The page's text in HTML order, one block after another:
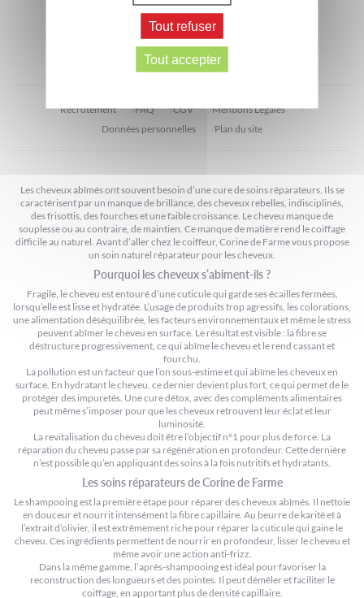
Contactez-nous
> Écrivez-nous
Recrutement FAQ CGV
Mentions Légales
Données personnelles
Plan du site
Les cheveux abîmés ont souvent besoin d’une cure de soins réparateurs. Ils se
caractérisent par un manque de brillance, des cheveux rebelles, indisciplinés,
des frisottis, des fourches et une faible croissance. Le cheveu manque de
souplesse ou au contraire, de maintien. Ce manque de matière rend le coiffage
difficile au naturel. Avant d’aller chez le coiffeur, Corine de Farme vous propose
un soin naturel réparateur pour les cheveux.
Pourquoi les cheveux s’abiment-ils ?
Fragile, le cheveu est entouré d’une cuticule qui garde ses écailles fermées,
lorsqu’elle est lisse et hydratée. L’usage de produits trop agressifs, les colorations,
une alimentation déséquilibrée, les facteurs environnementaux et même le stress
peuvent abîmer le cheveu en surface. Le résultat est visible : la fibre se
déstructure progressivement, ce qui abîme le cheveu et le rend cassant et
fourchu.
La pollution est un facteur que l’on sous-estime et qui abîme les cheveux en
surface. En hydratant le cheveu, ce dernier devient plus fort, ce qui permet de le
protéger des impuretés. Une cure détox, avec des compléments alimentaires
peut même s’imposer pour que les cheveux retrouvent leur éclat et leur
luminosité.
La revitalisation du cheveu doit être l’objectif n°1 pour plus de force. La
réparation du cheveu passe par sa régénération en profondeur. Cette dernière
n’est possible qu’en appliquant des soins à la fois nutritifs et hydratants.
Les soins réparateurs de Corine de Farme
Le shampooing est la première étape pour réparer des cheveux abîmés. Il nettoie
en douceur et nourrit intensément la fibre capillaire. Au beurre de karité et à
l’extrait d’olivier, il est extrêmement riche pour réparer la cuticule qui gaine le
cheveu. Ces ingrédients permettent de nourrir en profondeur, lisser le cheveu et
même avoir une action anti-frizz.
Dans la même gamme, l’après-shampooing est idéal pour favoriser la
reconstruction des longueurs et des pointes. Il peut démêler et faciliter le
coiffage, en apportant plus de densité capillaire.
Tout refuser
Tout accepter